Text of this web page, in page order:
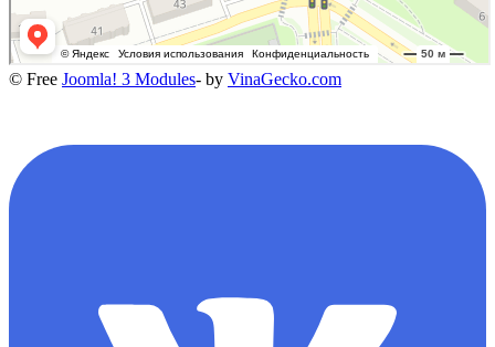
© Free Joomla! 3 Modules- by VinaGecko.com